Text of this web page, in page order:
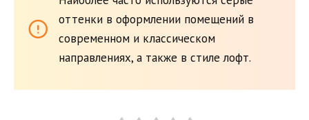
оттенки в оформлении помещений в
современном и классическом
направлениях, а также в стиле лофт.